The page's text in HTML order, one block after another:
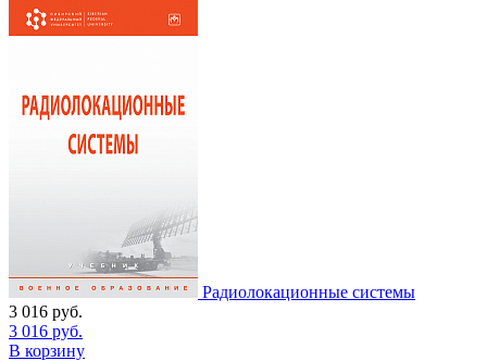
Радиолокационные системы
3 016 руб.
3 016 руб.
В корзину